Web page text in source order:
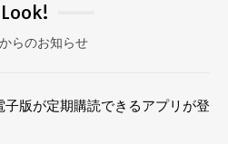
Look!
らのお知らせ
子版が定期購読できるアプリが登